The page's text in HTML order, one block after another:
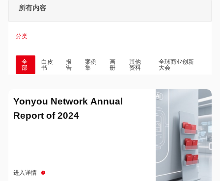
所有内容
分类
全
部
白皮
书
报
告
案例
集
画
册
其他
资料
全球商业创新
大会
Yonyou Network Annual
Report of 2024
进入详情